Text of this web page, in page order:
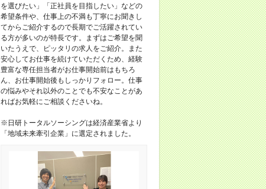
を選びたい」「正社員を目指したい」などの
希望条件や、仕事上の不満も丁寧にお聞きし
てからご紹介するので長期でご活躍されてい
る方が多いのが特長です。まずはご希望を聞
いたうえで、ピッタリの求人をご紹介。また
安心してお仕事を続けていただくため、経験
豊富な専任担当者がお仕事開始前はもちろ
ん、お仕事開始後もしっかりフォロー。仕事
の悩みやそれ以外のことでも不安なことがあ
ればお気軽にご相談くださいね。
※日研トータルソーシングは経済産業省より
「地域未来牽引企業」に選定されました。